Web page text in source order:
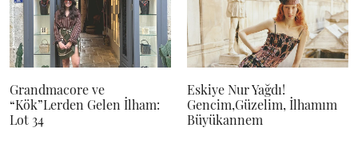
Grandmacore ve
“Kök”Lerden Gelen İlham:
Lot 34
Eskiye Nur Yağdı!
Gencim,Güzelim, İlhamım
Büyükannem